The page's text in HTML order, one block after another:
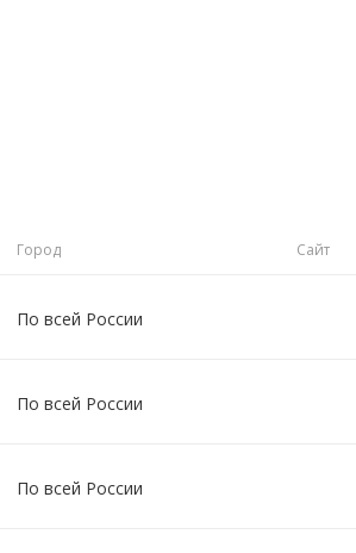
Город Сайт
По всей России
По всей России
По всей России